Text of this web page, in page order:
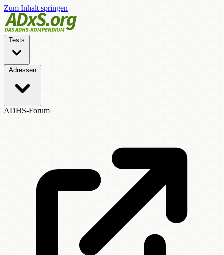
Zum Inhalt springen
Tests
Adressen
ADHS-Forum